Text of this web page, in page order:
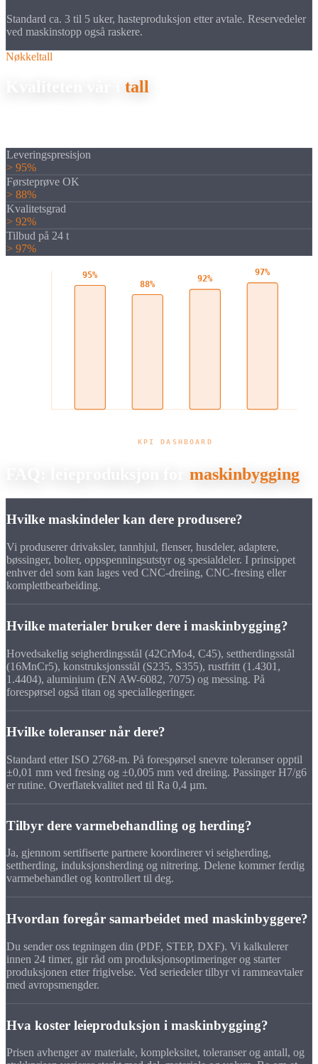
Standard ca. 3 til 5 uker, hasteproduksjon etter avtale. Reservedeler
ved maskinstopp også raskere.
Nøkkeltall
tall
Leveringspresisjon
> 95%
Førsteprøve OK
> 88%
Kvalitetsgrad
> 92%
Tilbud på 24 t
> 97%
95%
88%
92%
97%
KPI DASHBOARD
maskinbygging
Hvilke maskindeler kan dere produsere?
Vi produserer drivaksler, tannhjul, flenser, husdeler, adaptere,
bøssinger, bolter, oppspenningsutstyr og spesialdeler. I prinsippet
enhver del som kan lages ved CNC-dreiing, CNC-fresing eller
komplettbearbeiding.
Hvilke materialer bruker dere i maskinbygging?
Hovedsakelig seigherdingsstål (42CrMo4, C45), settherdingsstål
(16MnCr5), konstruksjonsstål (S235, S355), rustfritt (1.4301,
1.4404), aluminium (EN AW-6082, 7075) og messing. På
forespørsel også titan og speciallegeringer.
Hvilke toleranser når dere?
Standard etter ISO 2768-m. På forespørsel snevre toleranser opptil
±0,01 mm ved fresing og ±0,005 mm ved dreiing. Passinger H7/g6
er rutine. Overflatekvalitet ned til Ra 0,4 µm.
Tilbyr dere varmebehandling og herding?
Ja, gjennom sertifiserte partnere koordinerer vi seigherding,
settherding, induksjonsherding og nitrering. Delene kommer ferdig
varmebehandlet og kontrollert til deg.
Hvordan foregår samarbeidet med maskinbyggere?
Du sender oss tegningen din (PDF, STEP, DXF). Vi kalkulerer
innen 24 timer, gir råd om produksjonsoptimeringer og starter
produksjonen etter frigivelse. Ved seriedeler tilbyr vi rammeavtaler
med avropsmengder.
Hva koster leieproduksjon i maskinbygging?
Prisen avhenger av materiale, kompleksitet, toleranser og antall, og